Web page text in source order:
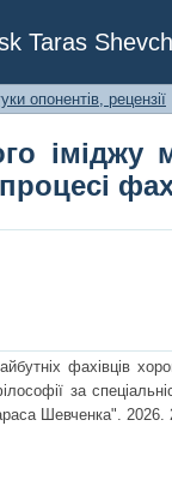
Taras
іміджу
опонентів, рецензії
іміджу
фахівців
за
Шевченка". 2026.